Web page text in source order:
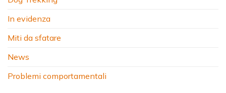
In evidenza
Miti da sfatare
News
Problemi comportamentali